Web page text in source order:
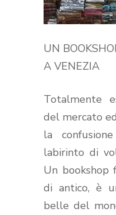
UN
A VENEZIA
Totalmente
del mercato
la
labirinto di
Un bookshop
di antico, è
belle del